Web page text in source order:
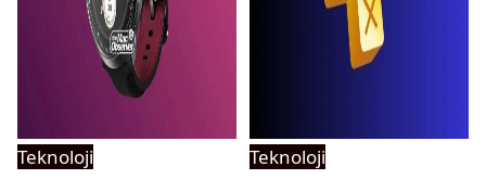
Teknoloji
Teknoloji